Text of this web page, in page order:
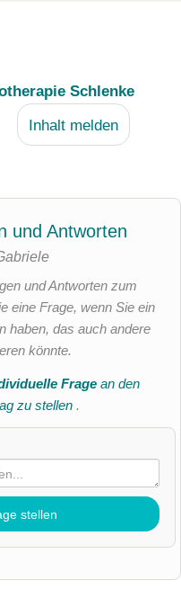
Schlenke
Inhalt melden
und Antworten
und Antworten zum
eine Frage, wenn Sie ein
haben, das auch andere
könnte.
Frage an den
zu stellen .
stellen